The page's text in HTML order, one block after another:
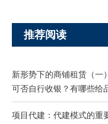
推荐阅读
新形势下的商铺租赁（一
可否自行收银？有哪些给
项目代建：代建模式的重